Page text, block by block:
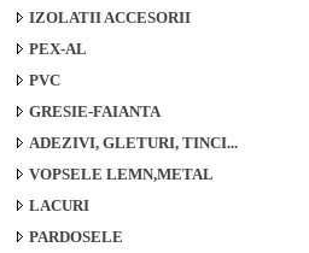
IZOLATII ACCESORII
PEX-AL
PVC
GRESIE-FAIANTA
ADEZIVI, GLETURI, TINCI...
VOPSELE LEMN,METAL
LACURI
PARDOSELE